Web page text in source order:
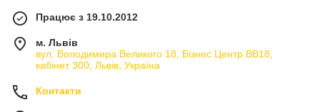
Працює з 19.10.2012
м. Львів
вул. Володимира Великого 18, Бізнес Центр ВВ18,
кабінет 300, Львів, Україна
Контакти